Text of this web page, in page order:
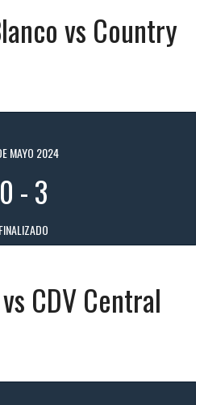
vs Country
MAYO 2024
0 -3
FINALIZADO
CDV Central